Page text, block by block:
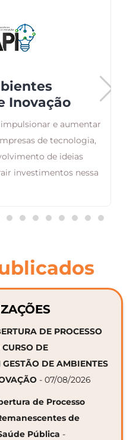
Inovação
e aumentar
de tecnologia,
de ideias
investimentos nessa
DE PROCESSO
DE
DE AMBIENTES
- 07/08/2026
de Processo
de
Pública -